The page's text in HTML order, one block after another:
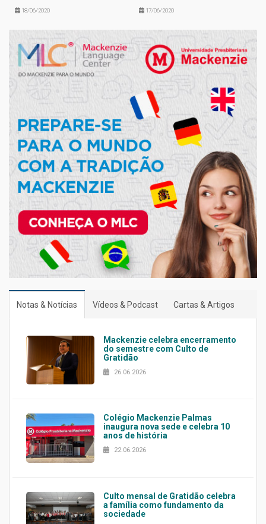
18/06/2020 17/06/2020
Notas & Notícias Vídeos & Podcast Cartas & Artigos
Mackenzie celebra encerramento
do semestre com Culto de
Gratidão
26.06.2026
Colégio Mackenzie Palmas
inaugura nova sede e celebra 10
anos de história
22.06.2026
Culto mensal de Gratidão celebra
a família como fundamento da
sociedade